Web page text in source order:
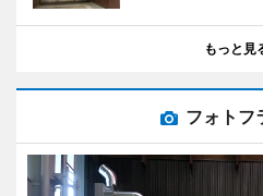
もっと見
フォトフ